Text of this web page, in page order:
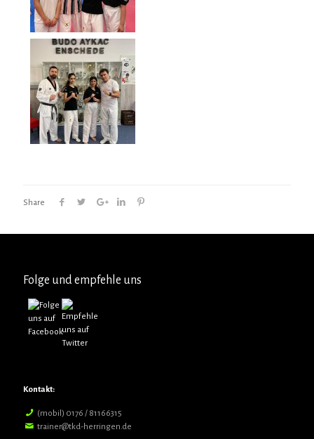
Share
Folge und empfehle uns
Kontakt:
(mobil) 0176 / 81166315
trainer@tkd-herringen.de